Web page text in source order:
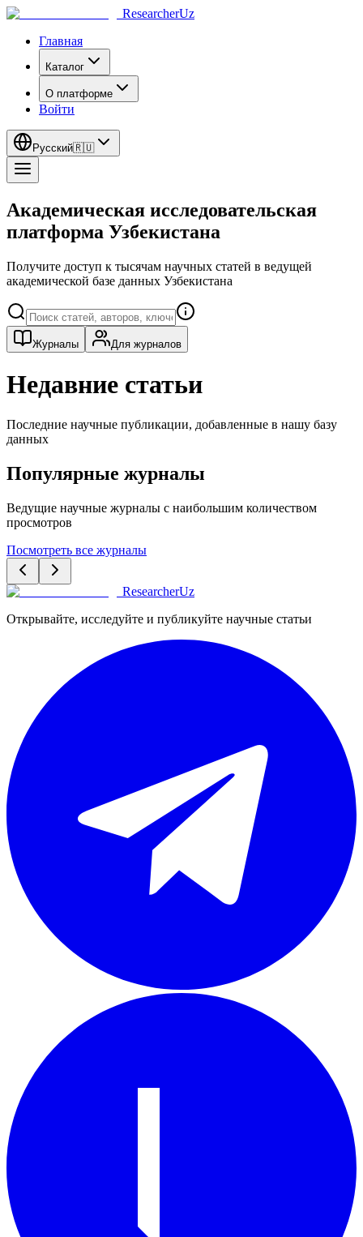
ResearcherUz
Главная
Каталог
О платформе
Войти
Русский🇷🇺
Академическая исследовательская
платформа Узбекистана
Получите доступ к тысячам научных статей в ведущей
академической базе данных Узбекистана
Журналы Для журналов
Недавние статьи
Последние научные публикации, добавленные в нашу базу
данных
Популярные журналы
Ведущие научные журналы с наибольшим количеством
просмотров
Посмотреть все журналы
ResearcherUz
Открывайте, исследуйте и публикуйте научные статьи